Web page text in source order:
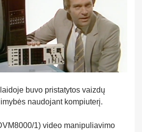
buvo pristatytos vaizdų
naudojant kompiuterį.
1) video manipuliavimo